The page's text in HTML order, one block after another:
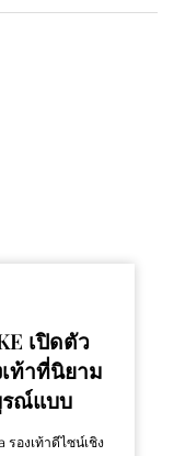
เปิดตัว
ท้าที่นิยาม
รณ์แบบ
องเท้าดีไซน์เชิง